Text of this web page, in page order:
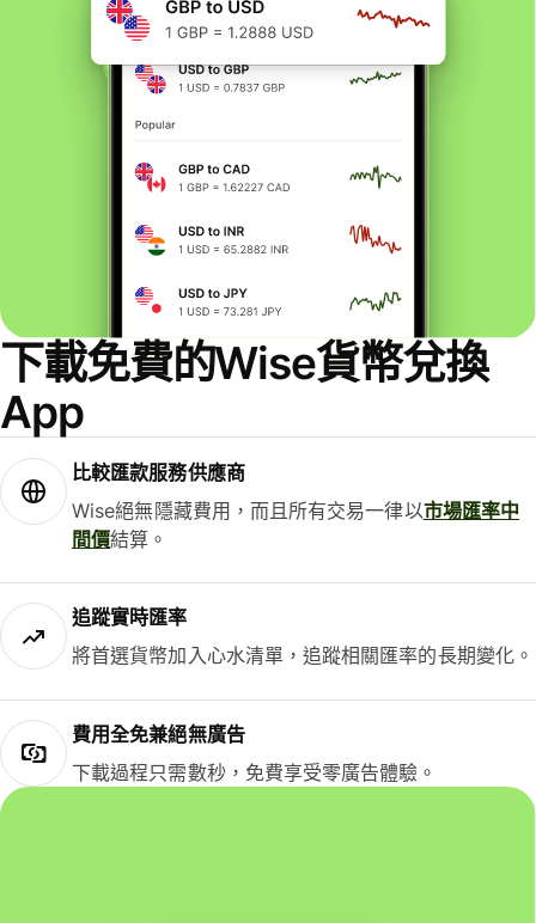
下載免費的Wise貨幣兌換
App
比較匯款服務供應商
Wise絕無隱藏費用，而且所有交易一律以市場匯率中
間價結算。
追蹤實時匯率
將首選貨幣加入心水清單，追蹤相關匯率的長期變化。
費用全免兼絕無廣告
下載過程只需數秒，免費享受零廣告體驗。